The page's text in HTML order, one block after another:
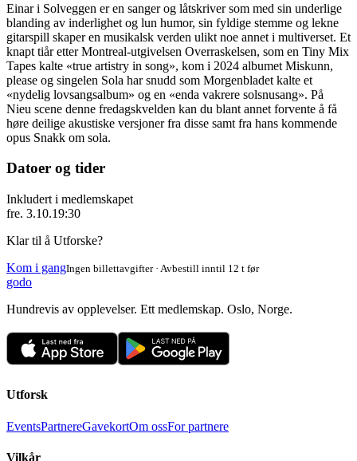
Einar i Solveggen er en sanger og låtskriver som med sin underlige
blanding av inderlighet og lun humor, sin fyldige stemme og lekne
gitarspill skaper en musikalsk verden ulikt noe annet i multiverset. Et
knapt tiår etter Montreal-utgivelsen Overraskelsen, som en Tiny Mix
Tapes kalte «true artistry in song», kom i 2024 albumet Miskunn,
please og singelen Sola har snudd som Morgenbladet kalte et
«nydelig lovsangsalbum» og en «enda vakrere solsnusang». På
Nieu scene denne fredagskvelden kan du blant annet forvente å få
høre deilige akustiske versjoner fra disse samt fra hans kommende
opus Snakk om sola.
Datoer og tider
Inkludert i medlemskapet
fre. 3.10.19:30
Klar til å Utforske?
Kom i gangIngen billettavgifter · Avbestill inntil 12 t før
godo
Hundrevis av opplevelser. Ett medlemskap. Oslo, Norge.
Utforsk
EventsPartnereGavekortOm ossFor partnere
Vilkår